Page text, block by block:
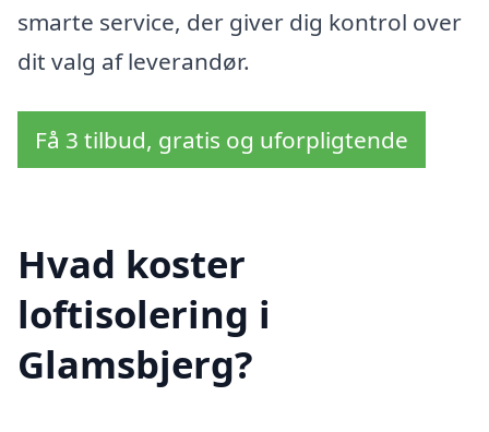
smarte service, der giver dig kontrol over
dit valg af leverandør.
Få 3 tilbud, gratis og uforpligtende
Hvad koster
loftisolering i
Glamsbjerg?